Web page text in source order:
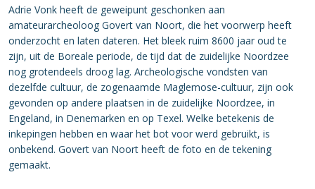
Adrie Vonk heeft de geweipunt geschonken aan
amateurarcheoloog Govert van Noort, die het voorwerp heeft
onderzocht en laten dateren. Het bleek ruim 8600 jaar oud te
zijn, uit de Boreale periode, de tijd dat de zuidelijke Noordzee
nog grotendeels droog lag. Archeologische vondsten van
dezelfde cultuur, de zogenaamde Maglemose-cultuur, zijn ook
gevonden op andere plaatsen in de zuidelijke Noordzee, in
Engeland, in Denemarken en op Texel. Welke betekenis de
inkepingen hebben en waar het bot voor werd gebruikt, is
onbekend. Govert van Noort heeft de foto en de tekening
gemaakt.